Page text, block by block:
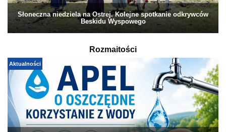
Słoneczna niedziela na Ostrej. Kolejne spotkanie odkrywców
Beskidu Wyspowego
Rozmaitości
Aktualności